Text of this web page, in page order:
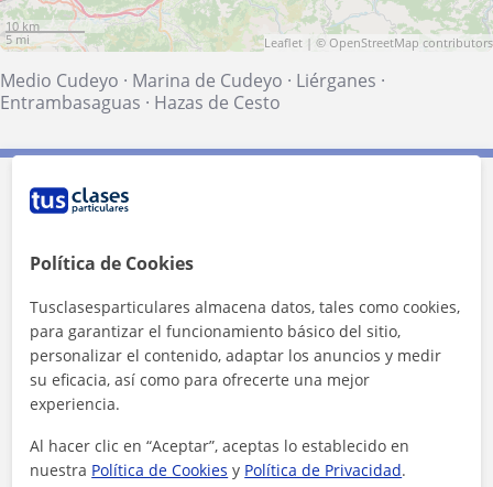
10 km
5 mi
Leaflet | © OpenStreetMap contributors
Medio Cudeyo · Marina de Cudeyo · Liérganes ·
Entrambasaguas · Hazas de Cesto
Contacta con Lidia
Tarifa
1ª clase gratis
Política de Cookies
Tusclasesparticulares almacena datos, tales como cookies,
para garantizar el funcionamiento básico del sitio,
personalizar el contenido, adaptar los anuncios y medir
su eficacia, así como para ofrecerte una mejor
experiencia.
Al hacer clic en “Aceptar”, aceptas lo establecido en
nuestra Política de Cookies y Política de Privacidad.